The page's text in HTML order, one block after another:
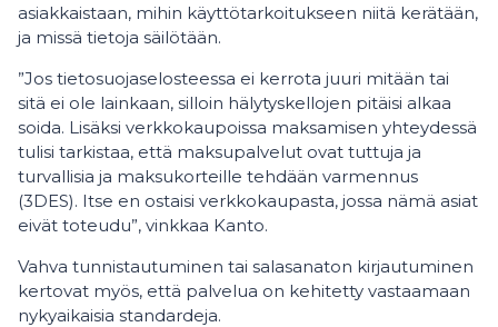
asiakkaistaan, mihin käyttötarkoitukseen niitä kerätään,
ja missä tietoja säilötään.
”Jos tietosuojaselosteessa ei kerrota juuri mitään tai
sitä ei ole lainkaan, silloin hälytyskellojen pitäisi alkaa
soida. Lisäksi verkkokaupoissa maksamisen yhteydessä
tulisi tarkistaa, että maksupalvelut ovat tuttuja ja
turvallisia ja maksukorteille tehdään varmennus
(3DES). Itse en ostaisi verkkokaupasta, jossa nämä asiat
eivät toteudu”, vinkkaa Kanto.
Vahva tunnistautuminen tai salasanaton kirjautuminen
kertovat myös, että palvelua on kehitetty vastaamaan
nykyaikaisia standardeja.